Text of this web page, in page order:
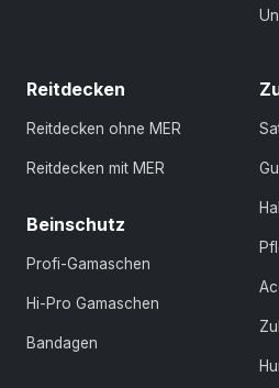
Reitdecken
Reitdecken ohne MER
Reitdecken mit MER
Beinschutz
Profi-Gamaschen
Hi-Pro Gamaschen
Bandagen